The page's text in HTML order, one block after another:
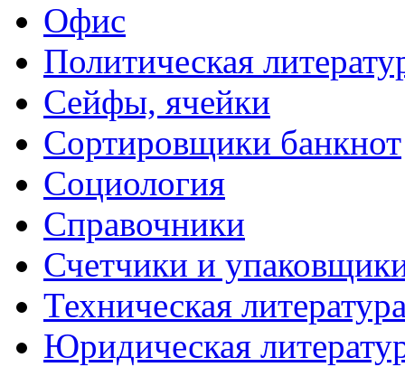
Офис
Политическая
Сейфы, ячейки
Сортировщики банкнот
Социология
Справочники
Счетчики и
Техническая
Юридическая